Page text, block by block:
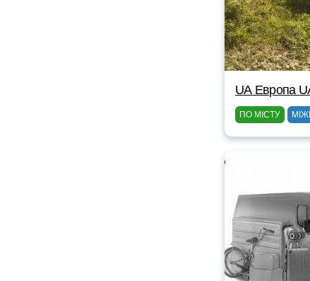
UА Европа
ПО МІСТУ